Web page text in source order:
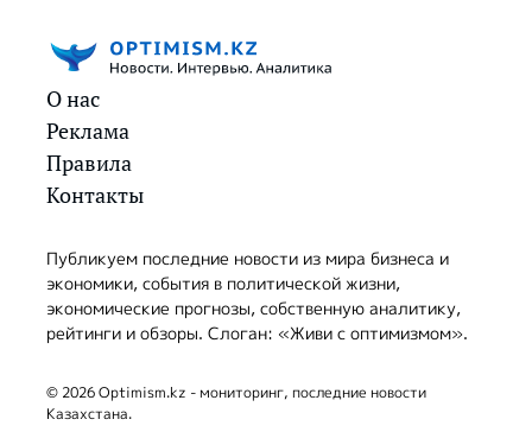
О нас
Реклама
Правила
Контакты
Публикуем последние новости из мира бизнеса и
экономики, события в политической жизни,
экономические прогнозы, собственную аналитику,
рейтинги и обзоры. Слоган: «Живи с оптимизмом».
© 2026 Optimism.kz - мониторинг, последние новости
Казахстана.